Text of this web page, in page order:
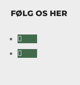
FØLG OS HER